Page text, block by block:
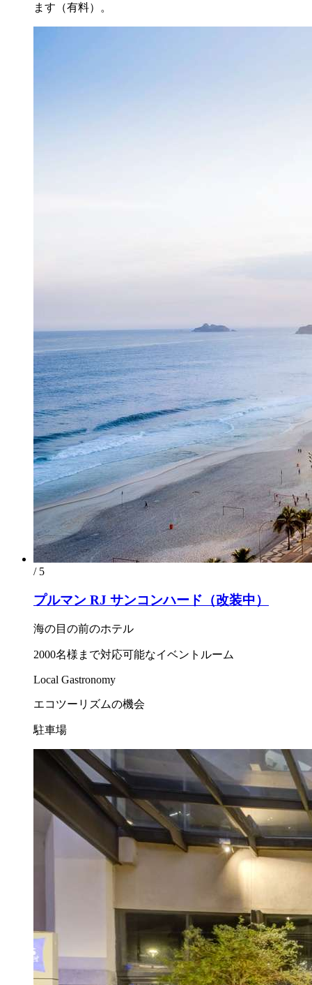
ます（有料）。
/ 5
プルマン RJ サンコンハード（改装中）
海の目の前のホテル
2000名様まで対応可能なイベントルーム
Local Gastronomy
エコツーリズムの機会
駐車場